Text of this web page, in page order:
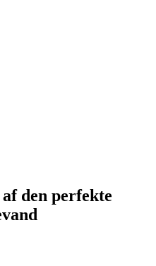
den perfekte